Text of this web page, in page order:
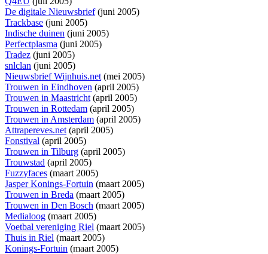
De digitale Nieuwsbrief(juni 2005)
Trackbase (juni 2005)
Indische duinen (juni 2005)
Perfectplasma (juni 2005)
Tradez (juni 2005)
snlclan (juni 2005)
Nieuwsbrief Wijnhuis.net(mei 2005)
Trouwen in Eindhoven (april 2005)
Trouwen in Maastricht(april 2005)
Trouwen in Rottedam (april 2005)
Trouwen in Amsterdam (april 2005)
Attrapereves.net(april 2005)
Fonstival (april 2005)
Trouwen in Tilburg (april 2005)
Trouwstad (april 2005)
Fuzzyfaces (maart 2005)
Jasper Konings-Fortuin (maart 2005)
Trouwen in Breda (maart 2005)
Trouwen in Den Bosch (maart 2005)
Medialoog (maart 2005)
Voetbal vereniging Riel (maart 2005)
Thuis in Riel (maart 2005)
Konings-Fortuin (maart 2005)